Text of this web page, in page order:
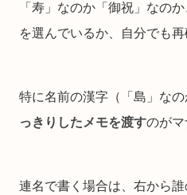
「寿」なのか「御祝」なの
を選んでいるか、自分でも再
特に名前の漢字（「島」なの
っきりしたメモを渡すのがマ
連名で書く場合は、右から